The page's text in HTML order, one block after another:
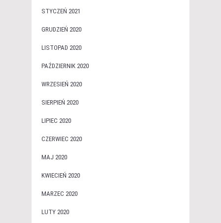
STYCZEŃ 2021
GRUDZIEŃ 2020
LISTOPAD 2020
PAŹDZIERNIK 2020
WRZESIEŃ 2020
SIERPIEŃ 2020
LIPIEC 2020
CZERWIEC 2020
MAJ 2020
KWIECIEŃ 2020
MARZEC 2020
LUTY 2020